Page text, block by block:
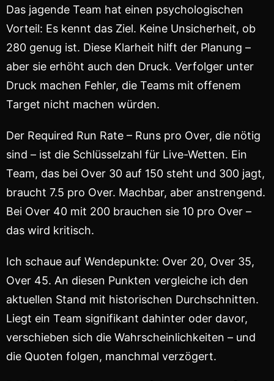
Das jagende Team hat einen psychologischen
Vorteil: Es kennt das Ziel. Keine Unsicherheit, ob
280 genug ist. Diese Klarheit hilft der Planung –
aber sie erhöht auch den Druck. Verfolger unter
Druck machen Fehler, die Teams mit offenem
Target nicht machen würden.
Der Required Run Rate – Runs pro Over, die nötig
sind – ist die Schlüsselzahl für Live-Wetten. Ein
Team, das bei Over 30 auf 150 steht und 300 jagt,
braucht 7.5 pro Over. Machbar, aber anstrengend.
Bei Over 40 mit 200 brauchen sie 10 pro Over –
das wird kritisch.
Ich schaue auf Wendepunkte: Over 20, Over 35,
Over 45. An diesen Punkten vergleiche ich den
aktuellen Stand mit historischen Durchschnitten.
Liegt ein Team signifikant dahinter oder davor,
verschieben sich die Wahrscheinlichkeiten – und
die Quoten folgen, manchmal verzögert.